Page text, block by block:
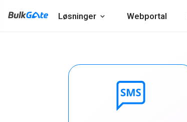
Løsninger Webportal